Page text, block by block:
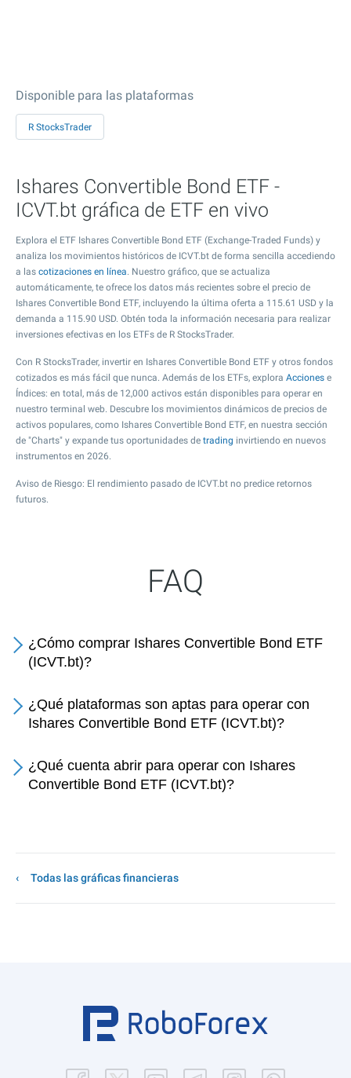
Disponible para las plataformas
R StocksTrader
Ishares Convertible Bond ETF -
ICVT.bt gráfica de ETF en vivo
Explora el ETF Ishares Convertible Bond ETF (Exchange-Traded Funds) y
analiza los movimientos históricos de ICVT.bt de forma sencilla accediendo
a las cotizaciones en línea. Nuestro gráfico, que se actualiza
automáticamente, te ofrece los datos más recientes sobre el precio de
Ishares Convertible Bond ETF, incluyendo la última oferta a 115.61 USD y la
demanda a 115.90 USD. Obtén toda la información necesaria para realizar
inversiones efectivas en los ETFs de R StocksTrader.
Con R StocksTrader, invertir en Ishares Convertible Bond ETF y otros fondos
cotizados es más fácil que nunca. Además de los ETFs, explora Acciones e
Índices: en total, más de 12,000 activos están disponibles para operar en
nuestro terminal web. Descubre los movimientos dinámicos de precios de
activos populares, como Ishares Convertible Bond ETF, en nuestra sección
de "Charts" y expande tus oportunidades de trading invirtiendo en nuevos
instrumentos en 2026.
Aviso de Riesgo: El rendimiento pasado de ICVT.bt no predice retornos
futuros.
FAQ
¿Cómo comprar Ishares Convertible Bond ETF
(ICVT.bt)?
¿Qué plataformas son aptas para operar con
Ishares Convertible Bond ETF (ICVT.bt)?
¿Qué cuenta abrir para operar con Ishares
Convertible Bond ETF (ICVT.bt)?
Todas las gráficas financieras